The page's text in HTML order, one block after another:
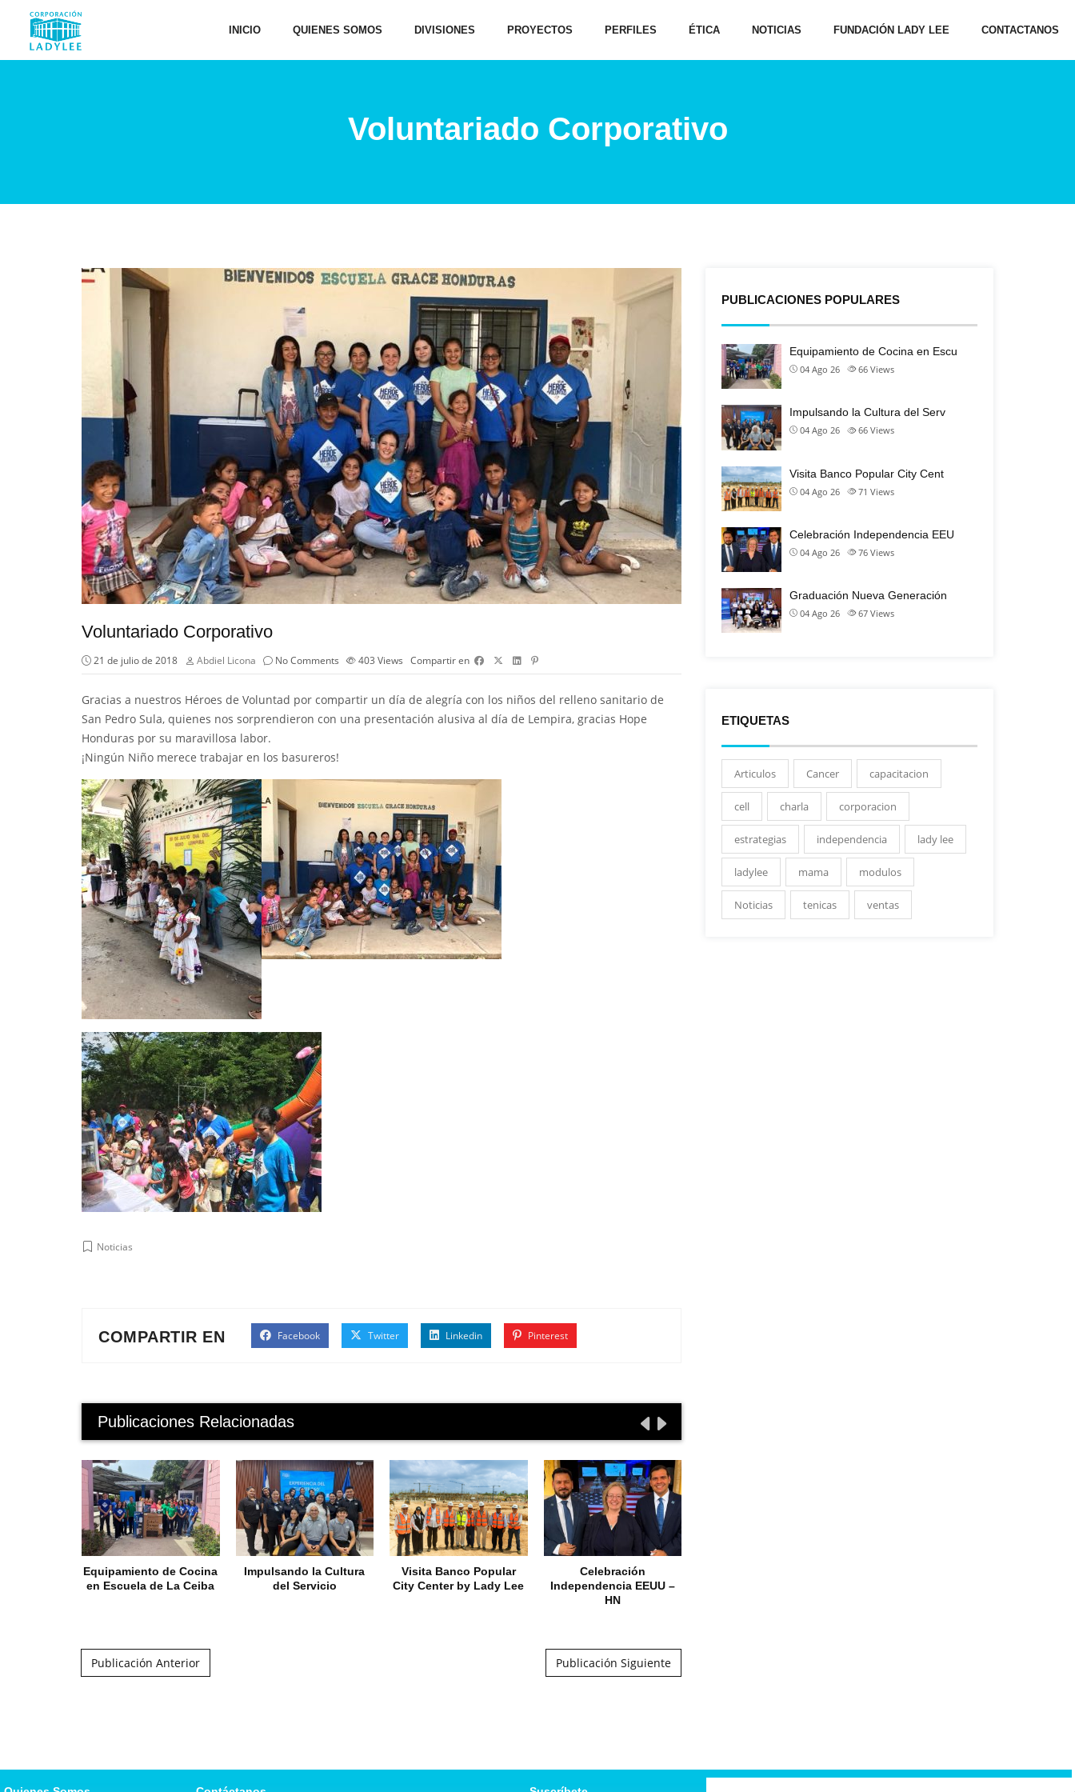
INICIO QUIENES SOMOS DIVISIONES PROYECTOS PERFILES ÉTICA NOTICIAS FUNDACIÓN LADY LEE CONTACTANOS
Voluntariado Corporativo
Voluntariado Corporativo
21 de julio de 2018 Abdiel Licona No Comments 403 Views Compartir en
Gracias a nuestros Héroes de Voluntad por compartir un día de alegría con los niños del relleno sanitario de
San Pedro Sula, quienes nos sorprendieron con una presentación alusiva al día de Lempira, gracias Hope
Honduras por su maravillosa labor.
¡Ningún Niño merece trabajar en los basureros!
Noticias
COMPARTIR EN Facebook Twitter Linkedin Pinterest
Publicaciones Relacionadas
Equipamiento de Cocina
en Escuela de La Ceiba
Impulsando la Cultura
del Servicio
Visita Banco Popular
City Center by Lady Lee
Celebración
Independencia EEUU –
HN
Publicación Anterior Publicación Siguiente
PUBLICACIONES POPULARES
Equipamiento de Cocina en Escu
04 Ago 26 66 Views
Impulsando la Cultura del Serv
04 Ago 26 66 Views
Visita Banco Popular City Cent
04 Ago 26 71 Views
Celebración Independencia EEU
04 Ago 26 76 Views
Graduación Nueva Generación
04 Ago 26 67 Views
ETIQUETAS
Articulos Cancer capacitacion
cell charla corporacion
estrategias independencia lady lee
ladylee mama modulos
Noticias tenicas ventas